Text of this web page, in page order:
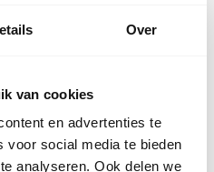
Over
van cookies
en advertenties te
voor social media te bieden
analyseren. Ook delen we